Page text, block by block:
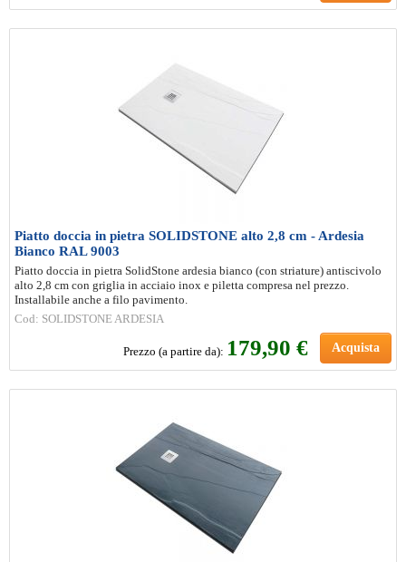
Piatto doccia in pietra SOLIDSTONE alto 2,8 cm - Ardesia
Bianco RAL 9003
Piatto doccia in pietra SolidStone ardesia bianco (con striature) antiscivolo
alto 2,8 cm con griglia in acciaio inox e piletta compresa nel prezzo.
Installabile anche a filo pavimento.
Cod: SOLIDSTONE ARDESIA
Prezzo (a partire da): 179,90 € Acquista